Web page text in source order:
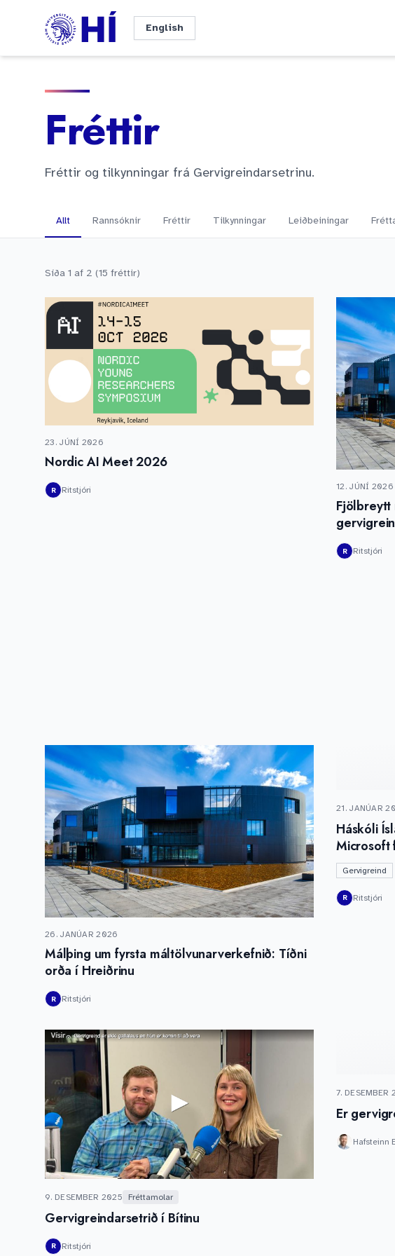
English
Fréttir
Fréttir og tilkynningar frá Gervigreindarsetrinu.
Allt Rannsóknir Fréttir Tilkynningar Leiðbeiningar
Síða 1 af 2 (15 fréttir)
23. JÚNÍ 2026
Nordic AI Meet 2026
R Ritstjóri 12. JÚNÍ 2026
R Ritstjóri
26. JANÚAR 2026
Málþing um fyrsta máltölvunarverkefnið: Tíðni
orða í Hreiðrinu
R Ritstjóri
21. JANÚAR
Háskóli
Microsoft
Gervigreind
R Ritstjóri
9. DESEMBER 2025 Fréttamolar
Gervigreindarsetrið í Bítinu
R Ritstjóri
7. DESEMBER
Er
Hafsteinn